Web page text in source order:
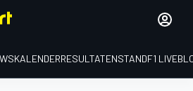
KALENDERRESULTATENSTANDF1